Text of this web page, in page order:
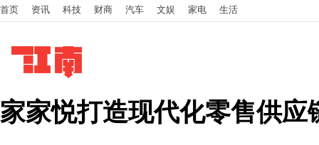
首页 资讯 科技 财商 汽车 文娱 家电 生活
家家悦打造现代化零售供应